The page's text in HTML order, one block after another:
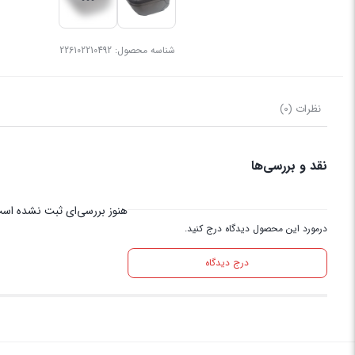
شناسه محصول:226102210492
نظرات (0)
نقد و بررسی‌ها
درمورد این محصول دیدگاه درج کنید.
درج دیدگاه
هنوز بررسی‌ای ثبت نشده